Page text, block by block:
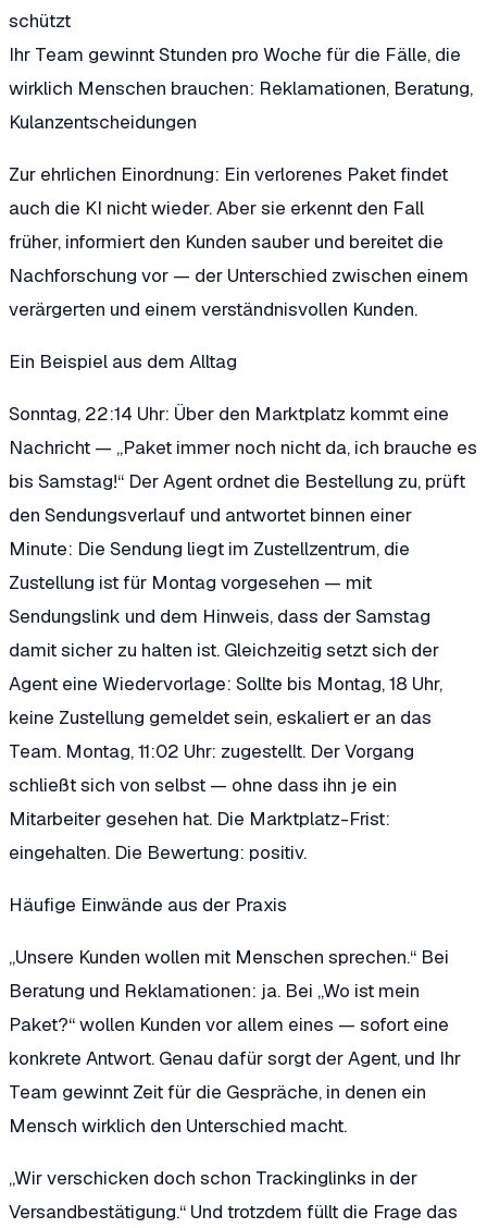
schützt
Ihr Team gewinnt Stunden pro Woche für die Fälle, die
wirklich Menschen brauchen: Reklamationen, Beratung,
Kulanzentscheidungen
Zur ehrlichen Einordnung: Ein verlorenes Paket findet
auch die KI nicht wieder. Aber sie erkennt den Fall
früher, informiert den Kunden sauber und bereitet die
Nachforschung vor — der Unterschied zwischen einem
verärgerten und einem verständnisvollen Kunden.
Ein Beispiel aus dem Alltag
Sonntag, 22:14 Uhr: Über den Marktplatz kommt eine
Nachricht — „Paket immer noch nicht da, ich brauche es
bis Samstag!“ Der Agent ordnet die Bestellung zu, prüft
den Sendungsverlauf und antwortet binnen einer
Minute: Die Sendung liegt im Zustellzentrum, die
Zustellung ist für Montag vorgesehen — mit
Sendungslink und dem Hinweis, dass der Samstag
damit sicher zu halten ist. Gleichzeitig setzt sich der
Agent eine Wiedervorlage: Sollte bis Montag, 18 Uhr,
keine Zustellung gemeldet sein, eskaliert er an das
Team. Montag, 11:02 Uhr: zugestellt. Der Vorgang
schließt sich von selbst — ohne dass ihn je ein
Mitarbeiter gesehen hat. Die Marktplatz-Frist:
eingehalten. Die Bewertung: positiv.
Häufige Einwände aus der Praxis
„Unsere Kunden wollen mit Menschen sprechen.“ Bei
Beratung und Reklamationen: ja. Bei „Wo ist mein
Paket?“ wollen Kunden vor allem eines — sofort eine
konkrete Antwort. Genau dafür sorgt der Agent, und Ihr
Team gewinnt Zeit für die Gespräche, in denen ein
Mensch wirklich den Unterschied macht.
„Wir verschicken doch schon Trackinglinks in der
Versandbestätigung.“ Und trotzdem füllt die Frage das